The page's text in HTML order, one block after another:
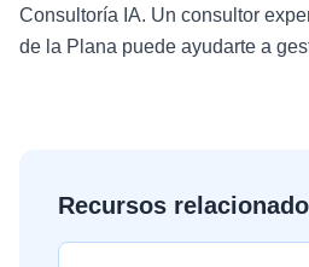
Consultoría IA. Un consultor
de la Plana puede ayudarte a
Recursos